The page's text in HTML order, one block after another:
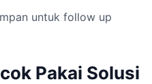
untuk follow up
Pakai Solusi